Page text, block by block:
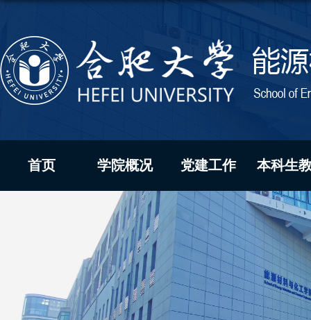
首页 学院概况 党建工作 本科生